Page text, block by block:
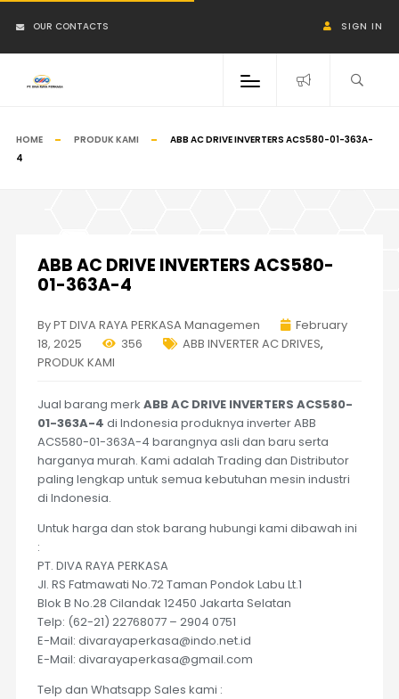
OUR CONTACTS SIGN IN
HOME PRODUK KAMI
ABB AC DRIVE INVERTERS ACS580-01-363A-
4
ABB AC DRIVE INVERTERS ACS580-
01-363A-4
By PT DIVA RAYA PERKASA Managemen
February
18, 2025
356 ABB INVERTER AC DRIVES,
PRODUK KAMI
Jual barang merk ABB AC DRIVE INVERTERS ACS580-
01-363A-4 di Indonesia produknya inverter ABB
ACS580-01-363A-4 barangnya asli dan baru serta
harganya murah. Kami adalah Trading dan Distributor
paling lengkap untuk semua kebutuhan mesin industri
di Indonesia.
Untuk harga dan stok barang hubungi kami dibawah ini
:
PT. DIVA RAYA PERKASA
Jl. RS Fatmawati No.72 Taman Pondok Labu Lt.1
Blok B No.28 Cilandak 12450 Jakarta Selatan
Telp: (62-21) 22768077 – 2904 0751
E-Mail: divarayaperkasa@indo.net.id
E-Mail: divarayaperkasa@gmail.com
Telp dan Whatsapp Sales kami :